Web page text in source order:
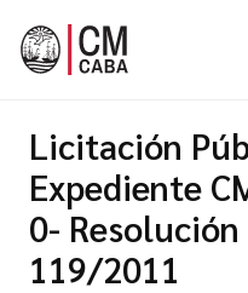
Licitación
Expediente
0- Resolución
119/2011